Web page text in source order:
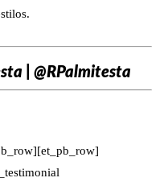
| @RPalmitesta